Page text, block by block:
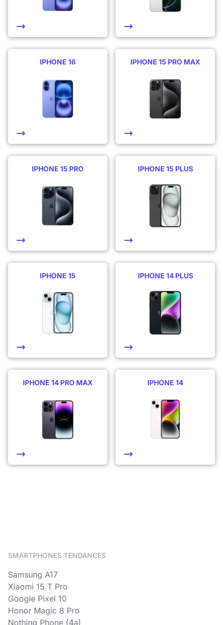
IPHONE 16 IPHONE 15 PRO MAX
IPHONE 15 PRO IPHONE 15 PLUS
IPHONE 15 IPHONE 14 PLUS
IPHONE 14 PRO MAX IPHONE 14
SMARTPHONES TENDANCES
Samsung A17
Xiaomi 15 T Pro
Google Pixel 10
Honor Magic 8 Pro
Nothing Phone (4a)